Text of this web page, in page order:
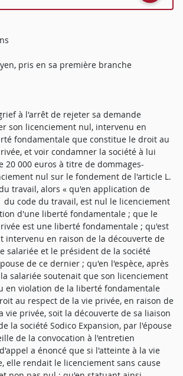
pris en sa première branche
à l'arrêt de rejeter sa demande
son licenciement nul, intervenu en
fondamentale que constitue le droit au
et voir condamner la société à lui
20 000 euros à titre de dommages-
nul sur le fondement de l'article L.
travail, alors « qu'en application de
du code du travail, est nul le licenciement
d'une liberté fondamentale ; que le
est une liberté fondamentale ; qu'est
intervenu en raison de la découverte de
salariée et le président de la société
de ce dernier ; qu'en l'espèce, après
salariée soutenait que son licenciement
en violation de la liberté fondamentale
au respect de la vie privée, en raison de
vie privée, soit la découverte de sa liaison
la société Sodico Expansion, par l'épouse
de la convocation à l'entretien
a énoncé que si l'atteinte à la vie
elle rendait le licenciement sans cause